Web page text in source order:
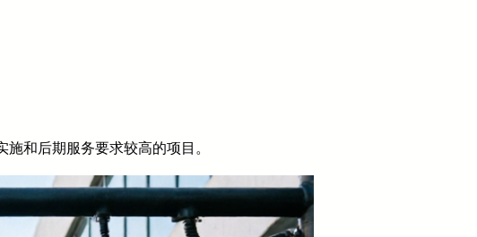
和后期服务要求较高的项目。